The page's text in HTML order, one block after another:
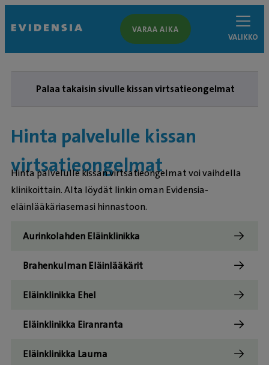
VARAA AIKA
VALIKKO
Palaa takaisin sivulle kissan virtsatieongelmat
Hinta palvelulle kissan
virtsatieongelmat
Hinta palvelulle kissan virtsatieongelmat voi vaihdella
klinikoittain. Alta löydät linkin oman Evidensia-
eläinlääkäriasemasi hinnastoon.
Aurinkolahden Eläinklinikka
Brahenkulman Eläinlääkärit
Eläinklinikka Ehel
Eläinklinikka Eiranranta
Eläinklinikka Lauma